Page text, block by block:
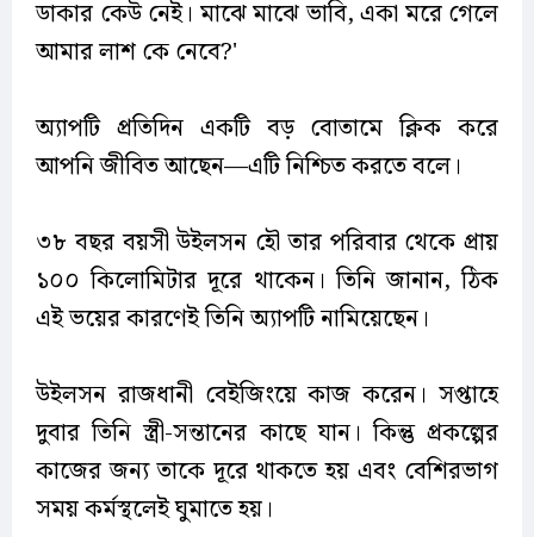
ডাকার কেউ নেই। মাঝে মাঝে ভাবি, একা মরে গেলে
আমার লাশ কে নেবে?'
অ্যাপটি প্রতিদিন একটি বড় বোতামে ক্লিক করে
আপনি জীবিত আছেন—এটি নিশ্চিত করতে বলে।
৩৮ বছর বয়সী উইলসন হৌ তার পরিবার থেকে প্রায়
১০০ কিলোমিটার দূরে থাকেন। তিনি জানান, ঠিক
এই ভয়ের কারণেই তিনি অ্যাপটি নামিয়েছেন।
উইলসন রাজধানী বেইজিংয়ে কাজ করেন। সপ্তাহে
দুবার তিনি স্ত্রী-সন্তানের কাছে যান। কিন্তু প্রকল্পের
কাজের জন্য তাকে দূরে থাকতে হয় এবং বেশিরভাগ
সময় কর্মস্থলেই ঘুমাতে হয়।